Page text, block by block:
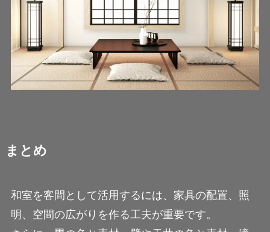
まとめ
和室を客間として活用するには、家具の配置、照
明、空間の広がりを作る工夫が重要です。